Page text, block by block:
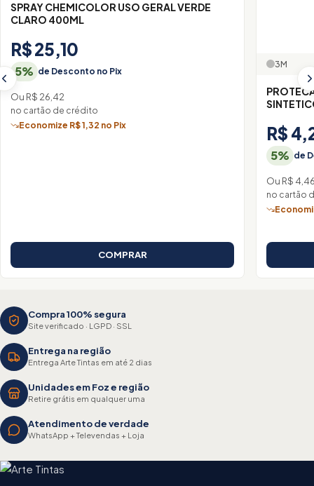
SPRAY CHEMICOLOR USO GERAL VERDE
CLARO 400ML
R$ 25,10
5% de Desconto no Pix
Ou R$ 26,42
no cartão de crédito
Economize R$ 1,32 no Pix
COMPRAR
3M
R$
5% de
Ou R$
no cartão
Compra 100% segura
Site verificado · LGPD · SSL
Entrega na região
Entrega Arte Tintas em até 2 dias
Unidades em Foz e região
Retire grátis em qualquer uma
Atendimento de verdade
WhatsApp + Televendas + Loja